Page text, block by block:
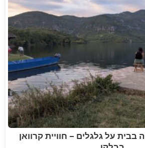
בבית על גלגלים – חוויית קרוואן